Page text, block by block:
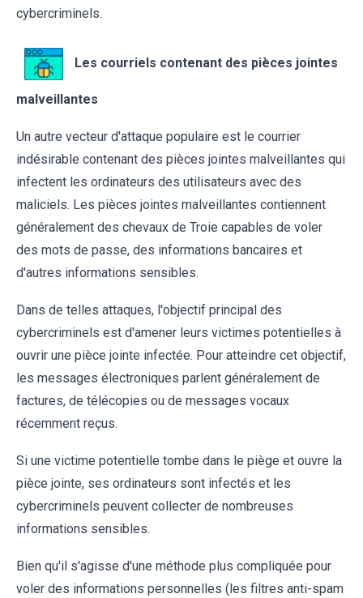
cybercriminels.
Les courriels contenant des pièces jointes
malveillantes
Un autre vecteur d'attaque populaire est le courrier
indésirable contenant des pièces jointes malveillantes qui
infectent les ordinateurs des utilisateurs avec des
maliciels. Les pièces jointes malveillantes contiennent
généralement des chevaux de Troie capables de voler
des mots de passe, des informations bancaires et
d'autres informations sensibles.
Dans de telles attaques, l'objectif principal des
cybercriminels est d'amener leurs victimes potentielles à
ouvrir une pièce jointe infectée. Pour atteindre cet objectif,
les messages électroniques parlent généralement de
factures, de télécopies ou de messages vocaux
récemment reçus.
Si une victime potentielle tombe dans le piège et ouvre la
pièce jointe, ses ordinateurs sont infectés et les
cybercriminels peuvent collecter de nombreuses
informations sensibles.
Bien qu'il s'agisse d'une méthode plus compliquée pour
voler des informations personnelles (les filtres anti-spam